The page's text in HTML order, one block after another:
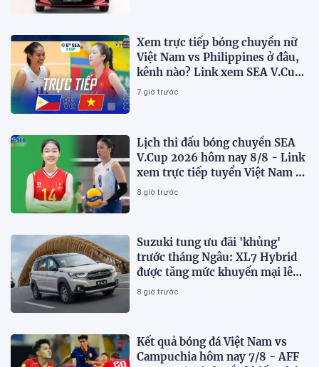
Xem trực tiếp bóng chuyền nữ
Việt Nam vs Philippines ở đâu,
kênh nào? Link xem SEA V.Cup
2026 mới nhất
7 giờ trước
Lịch thi đấu bóng chuyền SEA
V.Cup 2026 hôm nay 8/8 - Link
xem trực tiếp tuyển Việt Nam vs
Philippines
8 giờ trước
Suzuki tung ưu đãi 'khủng'
trước tháng Ngâu: XL7 Hybrid
được tăng mức khuyến mại lên
75 triệu đồng
8 giờ trước
Kết quả bóng đá Việt Nam vs
Campuchia hôm nay 7/8 - AFF